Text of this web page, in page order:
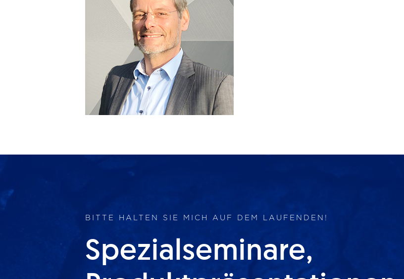
BITTE HALTEN SIE MICH AUF DEM LAUFENDEN!
Spezialseminare,